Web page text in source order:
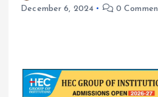
December 6, 2024
0